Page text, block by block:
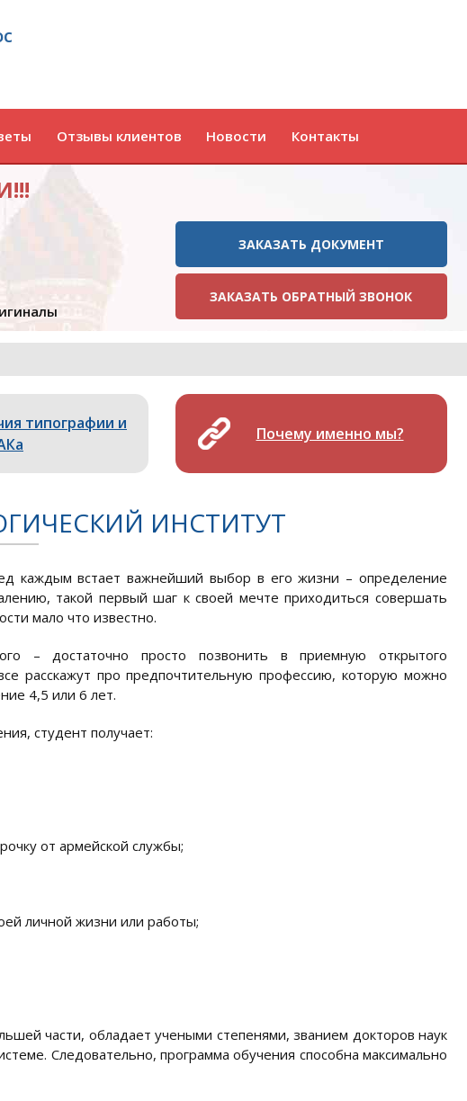
Отзывы клиентов Новости Контакты
ЗАКАЗАТЬ ДОКУМЕНТ
ЗАКАЗАТЬ ОБРАТНЫЙ ЗВОНОК
типографии и
Почему именно мы?
ИНСТИТУТ
каждым встает важнейший выбор в его жизни – определение
такой первый шаг к своей мечте приходиться совершать
мало что известно.
– достаточно просто позвонить в приемную открытого
расскажут про предпочтительную профессию, которую можно
4,5 или 6 лет.
студент получает:
от армейской службы;
личной жизни или работы;
части, обладает учеными степенями, званием докторов наук
Следовательно, программа обучения способна максимально